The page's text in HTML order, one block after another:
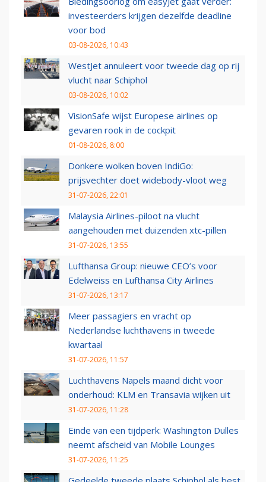
investeerders krijgen dezelfde deadline
voor bod
03-08-2026, 10:43
WestJet annuleert voor tweede dag op rij
vlucht naar Schiphol
03-08-2026, 10:02
VisionSafe wijst Europese airlines op
gevaren rook in de cockpit
01-08-2026, 8:00
Donkere wolken boven IndiGo:
prijsvechter doet widebody-vloot weg
31-07-2026, 22:01
Malaysia Airlines-piloot na vlucht
aangehouden met duizenden xtc-pillen
31-07-2026, 13:55
Lufthansa Group: nieuwe CEO’s voor
Edelweiss en Lufthansa City Airlines
31-07-2026, 13:17
Meer passagiers en vracht op
Nederlandse luchthavens in tweede
kwartaal
31-07-2026, 11:57
Luchthavens Napels maand dicht voor
onderhoud: KLM en Transavia wijken uit
31-07-2026, 11:28
Einde van een tijdperk: Washington Dulles
neemt afscheid van Mobile Lounges
31-07-2026, 11:25